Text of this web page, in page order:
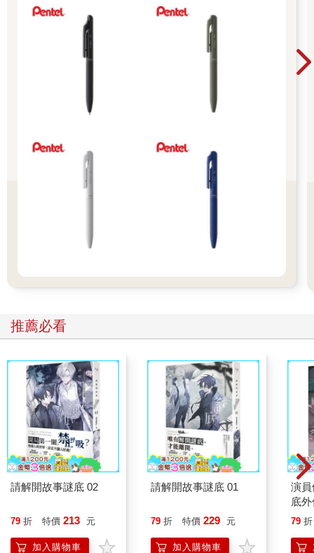
推薦必看
請解開故事謎底 02
79 折 特價 213 元
加入購物車
請解開故事謎底 01
79 折 特價 229 元
加入購物車
演
底
79 折